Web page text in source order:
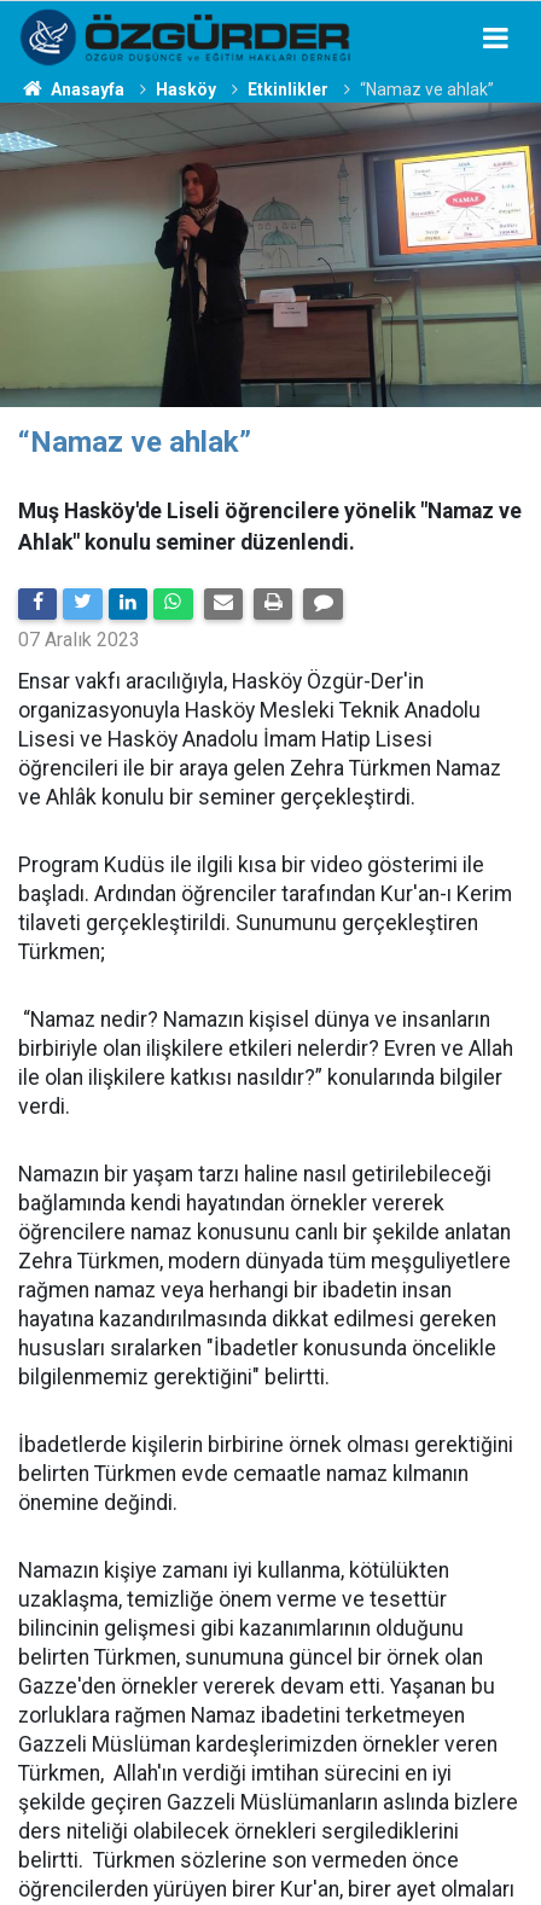
Anasayfa Hasköy Etkinlikler “Namaz ve ahlak”
“Namaz ve ahlak”
Muş Hasköy'de Liseli öğrencilere yönelik "Namaz ve
Ahlak" konulu seminer düzenlendi.
07 Aralık 2023
Ensar vakfı aracılığıyla, Hasköy Özgür-Der'in
organizasyonuyla Hasköy Mesleki Teknik Anadolu
Lisesi ve Hasköy Anadolu İmam Hatip Lisesi
öğrencileri ile bir araya gelen Zehra Türkmen Namaz
ve Ahlâk konulu bir seminer gerçekleştirdi.
Program Kudüs ile ilgili kısa bir video gösterimi ile
başladı. Ardından öğrenciler tarafından Kur'an-ı Kerim
tilaveti gerçekleştirildi. Sunumunu gerçekleştiren
Türkmen;
“Namaz nedir? Namazın kişisel dünya ve insanların
birbiriyle olan ilişkilere etkileri nelerdir? Evren ve Allah
ile olan ilişkilere katkısı nasıldır?” konularında bilgiler
verdi.
Namazın bir yaşam tarzı haline nasıl getirilebileceği
bağlamında kendi hayatından örnekler vererek
öğrencilere namaz konusunu canlı bir şekilde anlatan
Zehra Türkmen, modern dünyada tüm meşguliyetlere
rağmen namaz veya herhangi bir ibadetin insan
hayatına kazandırılmasında dikkat edilmesi gereken
hususları sıralarken "İbadetler konusunda öncelikle
bilgilenmemiz gerektiğini" belirtti.
İbadetlerde kişilerin birbirine örnek olması gerektiğini
belirten Türkmen evde cemaatle namaz kılmanın
önemine değindi.
Namazın kişiye zamanı iyi kullanma, kötülükten
uzaklaşma, temizliğe önem verme ve tesettür
bilincinin gelişmesi gibi kazanımlarının olduğunu
belirten Türkmen, sunumuna güncel bir örnek olan
Gazze'den örnekler vererek devam etti. Yaşanan bu
zorluklara rağmen Namaz ibadetini terketmeyen
Gazzeli Müslüman kardeşlerimizden örnekler veren
Türkmen, Allah'ın verdiği imtihan sürecini en iyi
şekilde geçiren Gazzeli Müslümanların aslında bizlere
ders niteliği olabilecek örnekleri sergilediklerini
belirtti. Türkmen sözlerine son vermeden önce
öğrencilerden yürüyen birer Kur'an, birer ayet olmaları